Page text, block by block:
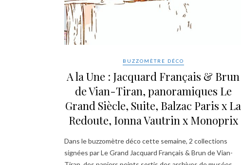
BUZZOMÈTRE DÉCO
A la Une : Jacquard Français & Brun
de Vian-Tiran, panoramiques Le
Grand Siècle, Suite, Balzac Paris x La
Redoute, Ionna Vautrin x Monoprix
Dans le buzzomètre déco cette semaine, 2 collections
signées par Le Grand Jacquard Français & Brun de Vian-